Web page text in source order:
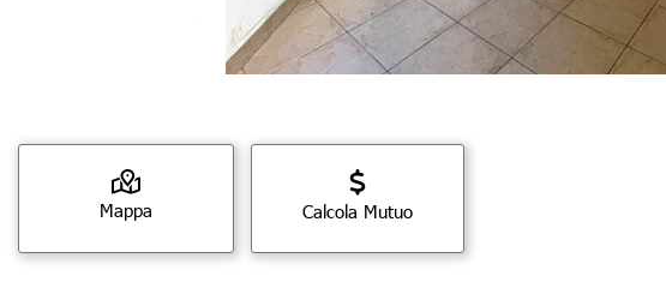
Mappa Calcola Mutuo